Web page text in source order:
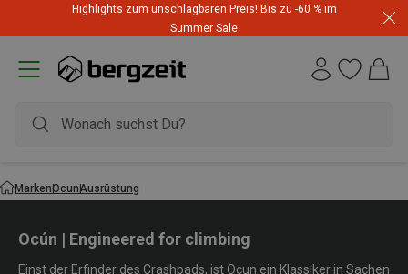
Highlights zum unschlagbaren Preis! Bis zu -60 % im
Summer Sale
MarkenOcunAusrüstung
Ocún | Engineered for climbing
Einst der Erfinder des Crashpads, ist Ocun ein Klassiker in Sachen